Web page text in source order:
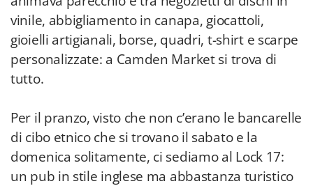
vinile, abbigliamento in canapa, giocattoli,
gioielli artigianali, borse, quadri, t-shirt e scarpe
personalizzate: a Camden Market si trova di
tutto.
Per il pranzo, visto che non c’erano le bancarelle
di cibo etnico che si trovano il sabato e la
domenica solitamente, ci sediamo al Lock 17:
un pub in stile inglese ma abbastanza turistico